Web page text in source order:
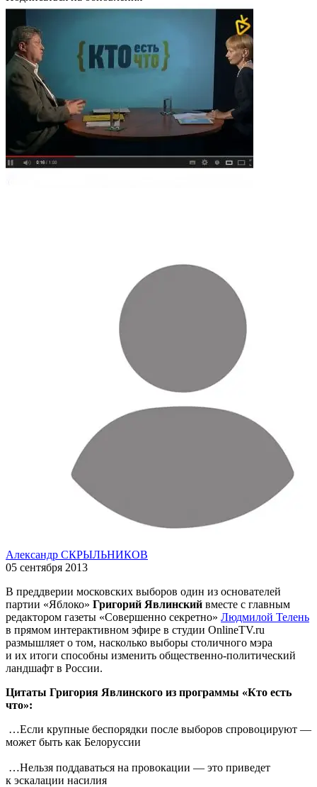
Александр СКРЫЛЬНИКОВ
05 сентября 2013
В преддверии московских выборов один из основателей
партии «Яблоко» Григорий Явлинский вместе с главным
редактором газеты «Совершенно секретно» Людмилой Телень
в прямом интерактивном эфире в студии OnlineTV.ru
размышляет о том, насколько выборы столичного мэра
и их итоги способны изменить общественно-политический
ландшафт в России.
Цитаты Григория Явлинского из программы «Кто есть
что»:
…Если крупные беспорядки после выборов спровоцируют —
может быть как Белоруссии
…Нельзя поддаваться на провокации — это приведет
к эскалации насилия